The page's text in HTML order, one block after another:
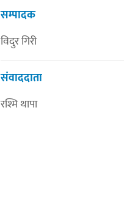
सम्पादक
विदुर गिरी
संवाददाता
रश्मि थापा